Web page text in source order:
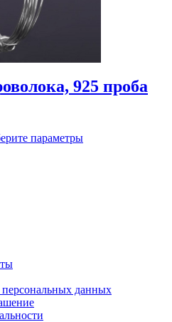
925 проба
параметрыЭтот
персональных данных